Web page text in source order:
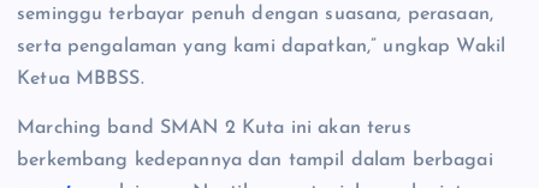
seminggu terbayar penuh dengan suasana, perasaan,
serta pengalaman yang kami dapatkan,” ungkap Wakil
Ketua MBBSS.
Marching band SMAN 2 Kuta ini akan terus
berkembang kedepannya dan tampil dalam berbagai